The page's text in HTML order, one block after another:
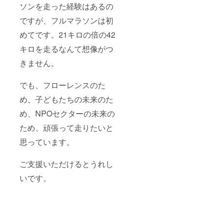
ソンを走った経験はあるの
ですが、フルマラソンは初
めてです。21キロの倍の42
キロを走るなんて想像がつ
きません。
でも、フローレンスのた
め、子どもたちの未来のた
め、NPOセクターの未来の
ため、頑張って走りたいと
思っています。
ご支援いただけるとうれし
いです。